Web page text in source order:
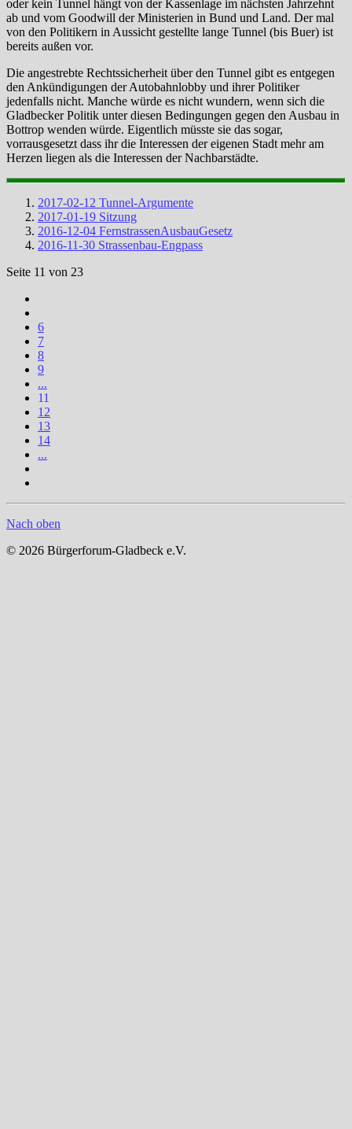
oder kein Tunnel hängt von der Kassenlage im nächsten Jahrzehnt
ab und vom Goodwill der Ministerien in Bund und Land. Der mal
von den Politikern in Aussicht gestellte lange Tunnel (bis Buer) ist
bereits außen vor.
Die angestrebte Rechtssicherheit über den Tunnel gibt es entgegen
den Ankündigungen der Autobahnlobby und ihrer Politiker
jedenfalls nicht. Manche würde es nicht wundern, wenn sich die
Gladbecker Politik unter diesen Bedingungen gegen den Ausbau in
Bottrop wenden würde. Eigentlich müsste sie das sogar,
vorrausgesetzt dass ihr die Interessen der eigenen Stadt mehr am
Herzen liegen als die Interessen der Nachbarstädte.
2017-02-12 Tunnel-Argumente
2017-01-19 Sitzung
2016-12-04 FernstrassenAusbauGesetz
2016-11-30 Strassenbau-Engpass
Seite 11 von 23
6
7
8
9
...
11
12
13
14
...
Nach oben
© 2026 Bürgerforum-Gladbeck e.V.